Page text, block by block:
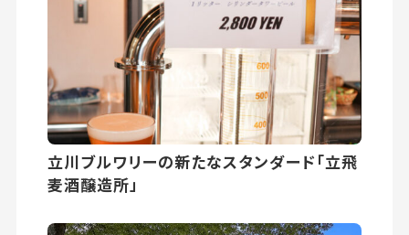
立川ブルワリーの新たなスタンダード「立飛
麦酒醸造所」